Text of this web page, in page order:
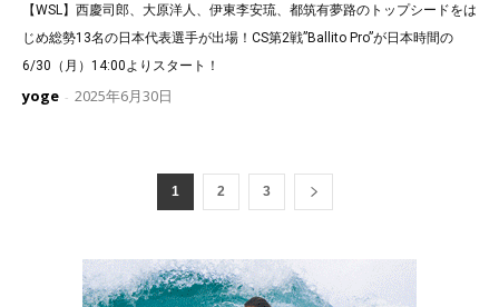
【WSL】西慶司郎、大原洋人、伊東李安琉、都筑有夢路のトップシードをは
じめ総勢13名の日本代表選手が出場！CS第2戦”Ballito Pro”が日本時間の
6/30（月）14:00よりスタート！
yoge - 2025年6月30日
1 2 3